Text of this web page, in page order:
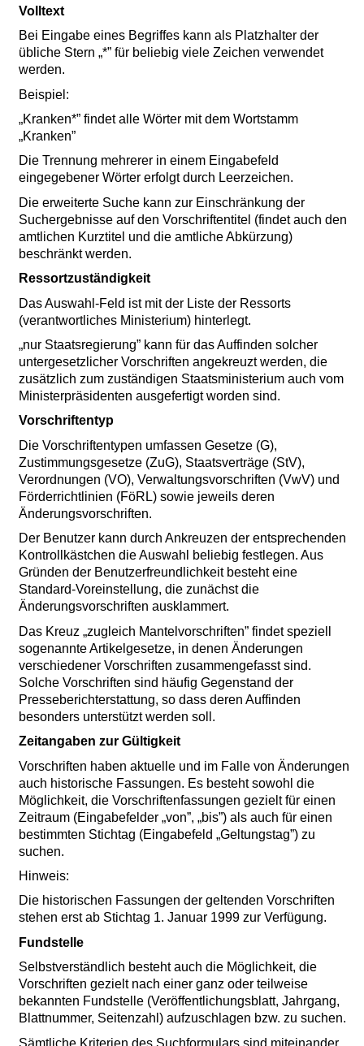
Volltext
Bei Eingabe eines Begriffes kann als Platzhalter der
übliche Stern „*” für beliebig viele Zeichen verwendet
werden.
Beispiel:
„Kranken*” findet alle Wörter mit dem Wortstamm
„Kranken”
Die Trennung mehrerer in einem Eingabefeld
eingegebener Wörter erfolgt durch Leerzeichen.
Die erweiterte Suche kann zur Einschränkung der
Suchergebnisse auf den Vorschriftentitel (findet auch den
amtlichen Kurztitel und die amtliche Abkürzung)
beschränkt werden.
Ressortzuständigkeit
Das Auswahl-Feld ist mit der Liste der Ressorts
(verantwortliches Ministerium) hinterlegt.
„nur Staatsregierung” kann für das Auffinden solcher
untergesetzlicher Vorschriften angekreuzt werden, die
zusätzlich zum zuständigen Staatsministerium auch vom
Ministerpräsidenten ausgefertigt worden sind.
Vorschriftentyp
Die Vorschriftentypen umfassen Gesetze (G),
Zustimmungsgesetze (ZuG), Staatsverträge (StV),
Verordnungen (VO), Verwaltungsvorschriften (VwV) und
Förderrichtlinien (FöRL) sowie jeweils deren
Änderungsvorschriften.
Der Benutzer kann durch Ankreuzen der entsprechenden
Kontrollkästchen die Auswahl beliebig festlegen. Aus
Gründen der Benutzerfreundlichkeit besteht eine
Standard-Voreinstellung, die zunächst die
Änderungsvorschriften ausklammert.
Das Kreuz „zugleich Mantelvorschriften” findet speziell
sogenannte Artikelgesetze, in denen Änderungen
verschiedener Vorschriften zusammengefasst sind.
Solche Vorschriften sind häufig Gegenstand der
Presseberichterstattung, so dass deren Auffinden
besonders unterstützt werden soll.
Zeitangaben zur Gültigkeit
Vorschriften haben aktuelle und im Falle von Änderungen
auch historische Fassungen. Es besteht sowohl die
Möglichkeit, die Vorschriftenfassungen gezielt für einen
Zeitraum (Eingabefelder „von”, „bis”) als auch für einen
bestimmten Stichtag (Eingabefeld „Geltungstag”) zu
suchen.
Hinweis:
Die historischen Fassungen der geltenden Vorschriften
stehen erst ab Stichtag 1. Januar 1999 zur Verfügung.
Fundstelle
Selbstverständlich besteht auch die Möglichkeit, die
Vorschriften gezielt nach einer ganz oder teilweise
bekannten Fundstelle (Veröffentlichungsblatt, Jahrgang,
Blattnummer, Seitenzahl) aufzuschlagen bzw. zu suchen.
Sämtliche Kriterien des Suchformulars sind miteinander